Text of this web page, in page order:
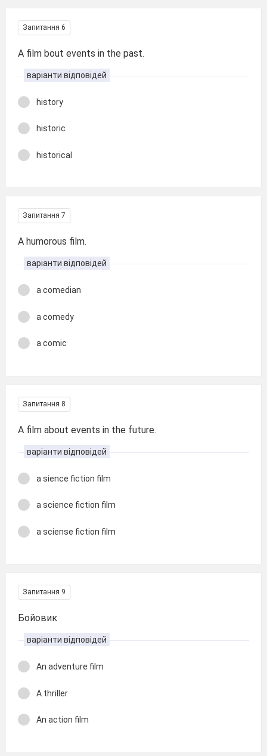
Запитання 6
A film bout events in the past.
варіанти відповідей
history
historic
historical
Запитання 7
A humorous film.
варіанти відповідей
a comedian
a comedy
a comic
Запитання 8
A film about events in the future.
варіанти відповідей
a sience fiction film
a science fiction film
a sciense fiction film
Запитання 9
Бойовик
варіанти відповідей
An adventure film
A thriller
An action film